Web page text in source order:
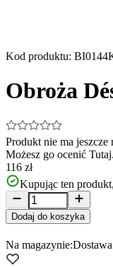
Kod produktu: BI0144
Obroża
Produkt nie ma jeszcze
Możesz go ocenić Tutaj.
116 zł
Kupując ten
Dodaj do koszyka
Na magazynie:Dostawa